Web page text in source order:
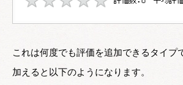
これは何度でも評価を追加できるタイプ
加えると以下のようになります。